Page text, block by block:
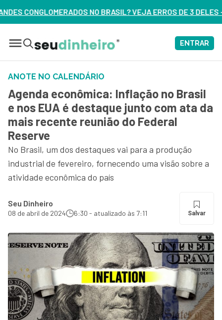
VEJA ERROS DE 3 DELES – ASSISTA AGORA
ENTRAR
ANOTE NO CALENDÁRIO
Agenda econômica: Inflação no Brasil
e nos EUA é destaque junto com ata da
mais recente reunião do Federal
Reserve
No Brasil, um dos destaques vai para a produção
industrial de fevereiro, fornecendo uma visão sobre a
atividade econômica do país
Seu Dinheiro
08 de abril de 2024 6:30 - atualizado às 7:11 Salvar